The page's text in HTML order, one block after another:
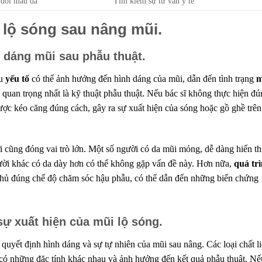
sóng sau nâng mũi.
mũi sau phẫu thuật.
yếu tố có thể ảnh hưởng đến hình dáng của mũi, dẫn đến tình trạng
trọng nhất là kỹ thuật phẫu thuật. Nếu bác sĩ không thực hiện
kéo căng đúng cách, gây ra sự xuất hiện của sóng hoặc gồ ghề
đóng vai trò lớn. Một số người có da mũi mỏng, dễ dàng hiển
khác có da dày hơn có thể không gặp vấn đề này. Hơn nữa, quá
đúng chế độ chăm sóc hậu phẫu, có thể dẫn đến những biến chứng
xuất hiện của mũi lộ sóng.
định hình dáng và sự tự nhiên của mũi sau nâng. Các loại chất
những đặc tính khác nhau và ảnh hưởng đến kết quả phẫu thuật.